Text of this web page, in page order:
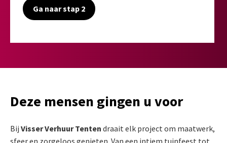
Ga naar stap 2
Deze mensen gingen u voor
Bij Visser Verhuur Tenten draait elk project om maatwerk,
sfeer en zorgeloos genieten. Van een intiem tuinfeest tot